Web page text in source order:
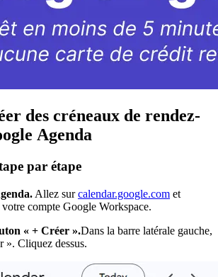
des créneaux de rendez-
Agenda
par étape
Allez surcalendar.google.com et
compte Google Workspace.
« + Créer ».Dans la barre latérale gauche,
». Cliquez dessus.